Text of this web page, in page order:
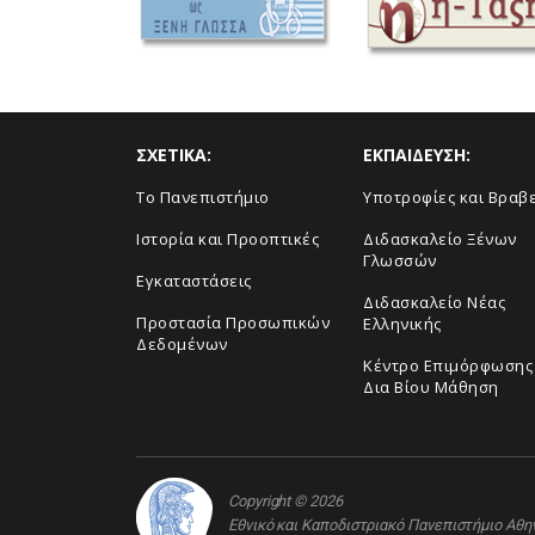
ΣΧΕΤΙΚΑ:
To Πανεπιστήμιο
Ιστορία και Προοπτικές
Εγκαταστάσεις
Προστασία Προσωπικών
Δεδομένων
ΕΚΠΑΙΔΕΥΣΗ:
Υποτροφίες και
Διδασκαλείο Ξένων
Γλωσσών
Διδασκαλείο Νέας
Ελληνικής
Κέντρο Επιμόρφωσης
Δια Βίου Μάθηση
Copyright © 2026
Εθνικό και Καποδιστριακό Πανεπιστήμιο